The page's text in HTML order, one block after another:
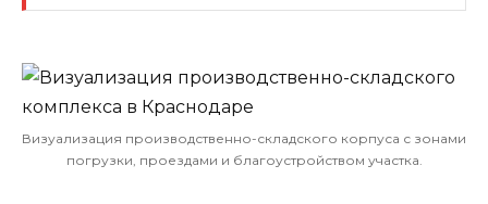
Визуализация производственно-складского корпуса с зонами
погрузки, проездами и благоустройством участка.